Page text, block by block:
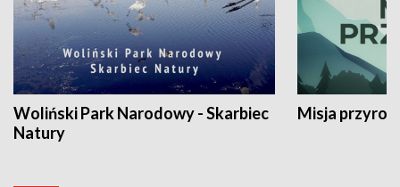
Woliński Park Narodowy - Skarbiec
Natury
Misja